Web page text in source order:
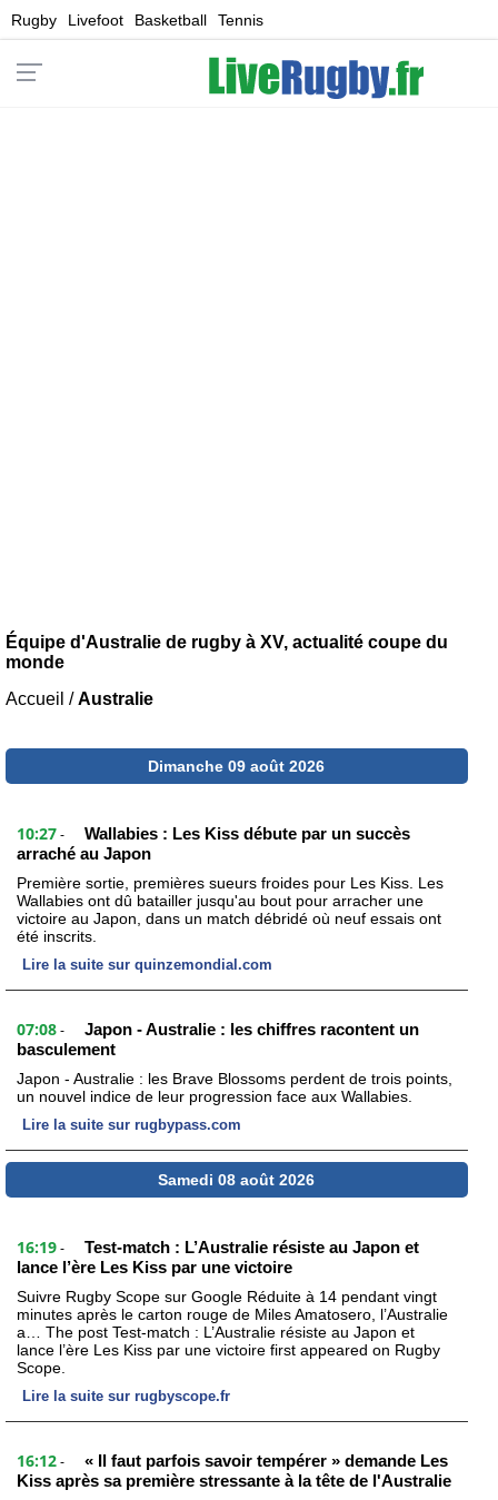
Rugby Livefoot Basketball Tennis
Équipe d'Australie de rugby à XV, actualité coupe du
monde
Accueil /Australie
Dimanche 09 août 2026
10:27 -
Wallabies : Les Kiss débute par un succès
arraché au Japon
Première sortie, premières sueurs froides pour Les Kiss. Les
Wallabies ont dû batailler jusqu'au bout pour arracher une
victoire au Japon, dans un match débridé où neuf essais ont
été inscrits.
Lire la suite sur quinzemondial.com
07:08 -
Japon - Australie : les chiffres racontent un
basculement
Japon - Australie : les Brave Blossoms perdent de trois points,
un nouvel indice de leur progression face aux Wallabies.
Lire la suite sur rugbypass.com
Samedi 08 août 2026
16:19 -
Test-match : L’Australie résiste au Japon et
lance l’ère Les Kiss par une victoire
Suivre Rugby Scope sur Google Réduite à 14 pendant vingt
minutes après le carton rouge de Miles Amatosero, l’Australie
a… The post Test-match : L’Australie résiste au Japon et
lance l’ère Les Kiss par une victoire first appeared on Rugby
Scope.
Lire la suite sur rugbyscope.fr
16:12 -
« Il faut parfois savoir tempérer » demande Les
Kiss après sa première stressante à la tête de l'Australie